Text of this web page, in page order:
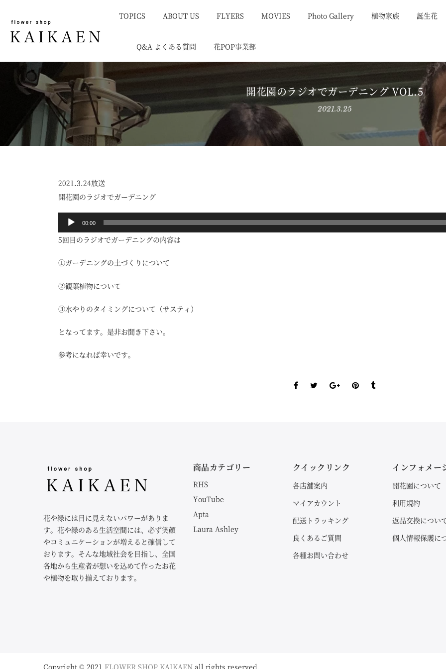
TOPICS ABOUT US FLYERS MOVIES Photo Gallery 植物家族 誕生花
Q&A よくある質問 花POP事業部
開花園のラジオでガーデニング VOL.5
2021.3.25
2021.3.24放送
開花園のラジオでガーデニング
声
レ
ヤ
00:00
5回目のラジオでガーデニングの内容は
①ガーデニングの土づくりについて
②観葉植物について
③水やりのタイミングについて（サスティ）
となってます。是非お聞き下さい。
参考になれば幸いです。
花や緑には目に見えないパワーがありま
す。花や緑のある生活空間には、必ず笑顔
やコミュニケーションが増えると確信して
おります。そんな地域社会を目指し、全国
各地から生産者が想いを込めて作ったお花
や植物を取り揃えております。
商品カテゴリー
RHS
YouTube
Apta
Laura Ashley
クイックリンク
各店舗案内
マイアカウント
配送トラッキング
良くあるご質問
各種お問い合わせ
インフォメー
開花園について
利用規約
返品交換につい
個人情報保護に
Copyright © 2021 FLOWER SHOP KAIKAEN all rights reserved.